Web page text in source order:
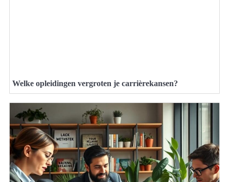
Welke opleidingen vergroten je carrièrekansen?